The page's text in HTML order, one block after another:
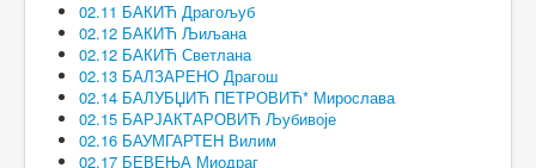
02.11 БАКИЋ Драгољуб
02.12 БАКИЋ Љиљана
02.12 БАКИЋ Светлана
02.13 БАЛЗАРЕНО Драгош
02.14 БАЛУБЏИЋ ПЕТРОВИЋ* Мирослава
02.15 БАРЈАКТАРОВИЋ Љубивоје
02.16 БАУМГАРТЕН Вилим
02.17 БЕВЕЊА Миодраг